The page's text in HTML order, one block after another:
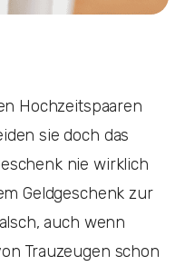
Hochzeitspaaren
sie doch das
nie wirklich
Geldgeschenk zur
auch wenn
Trauzeugen schon